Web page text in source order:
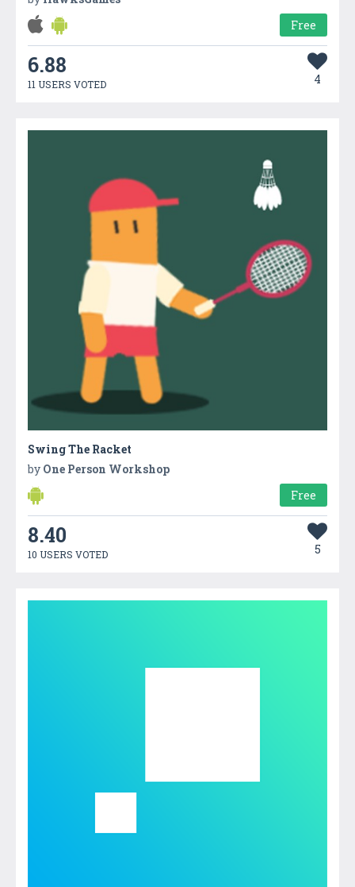
Free
6.88
11 USERS VOTED 4
Swing The Racket
by One Person Workshop
Free
8.40
10 USERS VOTED 5